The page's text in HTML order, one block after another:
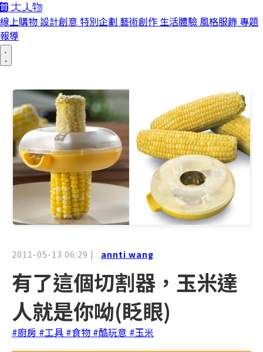
線上購物 設計創意 特別企劃 藝術創作 生活體驗 風格服飾 專題
報導
2011-05-13 06:29 | annti wang
有了這個切割器，玉米達
人就是你呦(眨眼)
#廚房 #工具 #食物 #酷玩意 #玉米